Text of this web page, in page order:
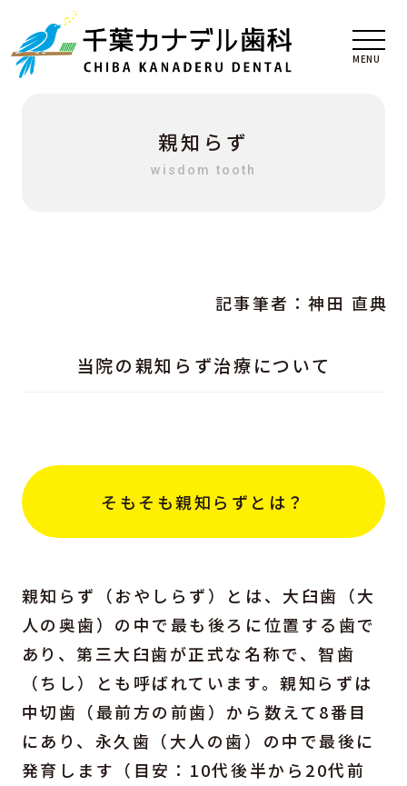
親知らず
wisdom tooth
記事筆者：神田 直典
当院の親知らず治療について
そもそも親知らずとは？
親知らず（おやしらず）とは、大臼歯（大
人の奥歯）の中で最も後ろに位置する歯で
あり、第三大臼歯が正式な名称で、智歯
（ちし）とも呼ばれています。親知らずは
中切歯（最前方の前歯）から数えて8番目
にあり、永久歯（大人の歯）の中で最後に
発育します（目安：10代後半から20代前